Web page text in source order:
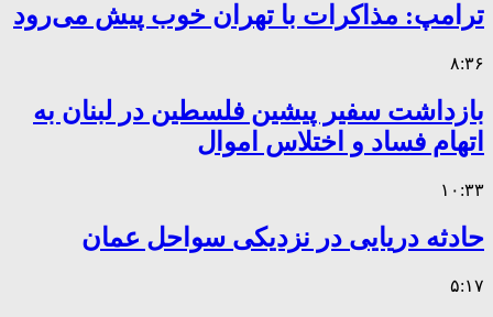
ترامپ: مذاکرات با تهران خوب پیش می‌رود
۸:۳۶
بازداشت سفیر پیشین فلسطین در لبنان به
اتهام فساد و اختلاس اموال
۱۰:۳۳
حادثه دریایی در نزدیکی سواحل عمان
۵:۱۷